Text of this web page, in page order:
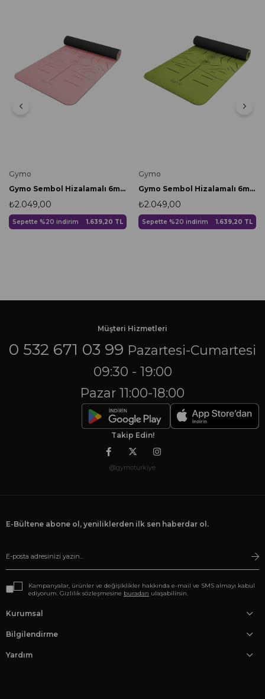
Gymo
Gymo Sembol Hizalamalı 6mm TPE Yoga Matı Pilates Minderi Scarlet
₺2.049,00
Sepette %20 indirim 1.639,20 TL
Gymo
Gymo Sembol Hizalamalı 6mm TPE Yoga Matı Pilates Minderi Yeşil
₺2.049,00
Sepette %20 indirim 1.639,20 TL
Müşteri Hizmetleri
0 532 671 03 99 Pazartesi-Cumartesi
09:30 - 19:00
Pazar 11:00-18:00
Takip Edin!
@gymoturkiye
E-Bültene abone ol, yeniliklerden ilk sen haberdar ol.
Kampanyalar, ürünler ve değişiklikler hakkında e-mail ve SMS almayı kabul
ediyorum. Gizlilik sözleşmesine buradan ulaşabilirsin.
Kurumsal
Bilgilendirme
Yardım